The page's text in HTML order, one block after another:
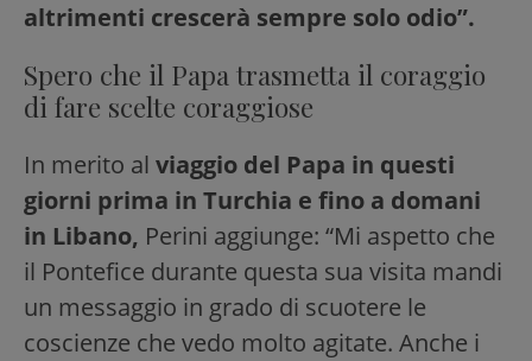
altrimenti crescerà sempre solo odio”.
Spero che il Papa trasmetta il coraggio
di fare scelte coraggiose
In merito al viaggio del Papa in questi
giorni prima in Turchia e fino a domani
in Libano, Perini aggiunge: “Mi aspetto che
il Pontefice durante questa sua visita mandi
un messaggio in grado di scuotere le
coscienze che vedo molto agitate. Anche i